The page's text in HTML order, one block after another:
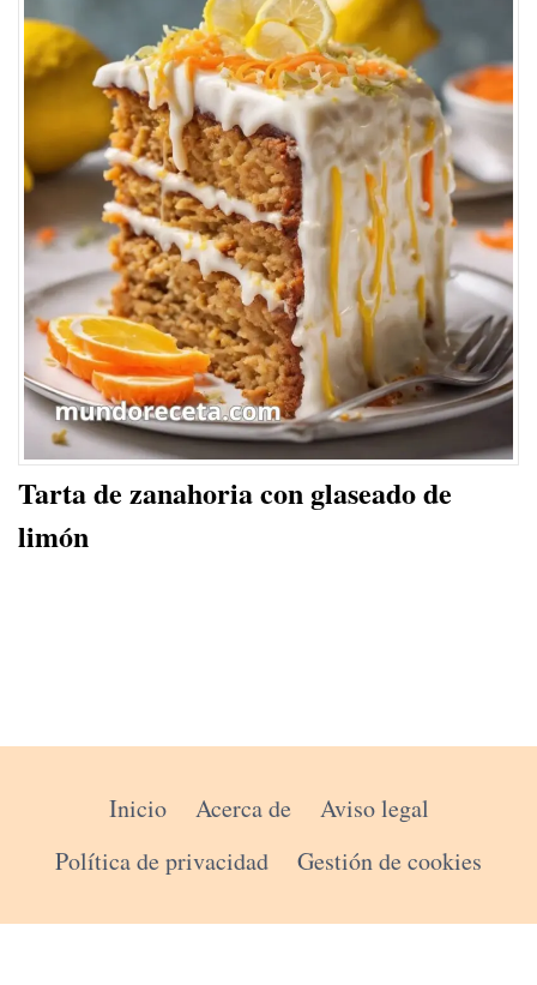
Tarta de zanahoria con glaseado de
limón
Inicio Acerca de
Aviso legal
Política de privacidad
Gestión de cookies